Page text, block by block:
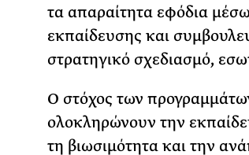
τα απαραίτητα εφόδια
εκπαίδευσης και
στρατηγικό σχεδιασμό,
Ο στόχος των
ολοκληρώνουν την
τη βιωσιμότητα και την